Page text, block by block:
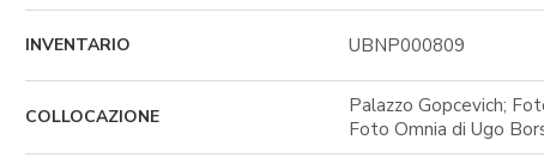
INVENTARIO UBNP000809
COLLOCAZIONE
Palazzo Gopcevich;
Foto Omnia di Ugo